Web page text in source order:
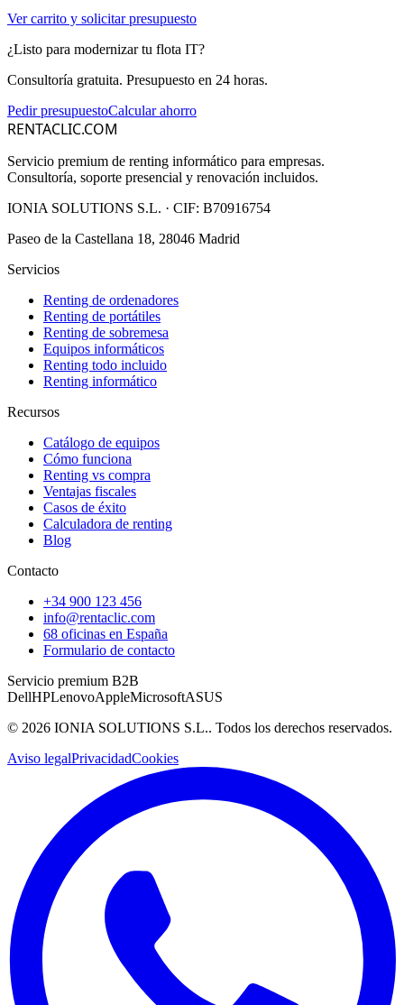
Ver carrito y solicitar presupuesto
¿Listo para modernizar tu flota IT?
Consultoría gratuita. Presupuesto en 24 horas.
Pedir presupuestoCalcular ahorro
RENTACLIC.COM
Servicio premium de renting informático para empresas.
Consultoría, soporte presencial y renovación incluidos.
IONIA SOLUTIONS S.L. · CIF: B70916754
Paseo de la Castellana 18, 28046 Madrid
Servicios
Renting de ordenadores
Renting de portátiles
Renting de sobremesa
Equipos informáticos
Renting todo incluido
Renting informático
Recursos
Catálogo de equipos
Cómo funciona
Renting vs compra
Ventajas fiscales
Casos de éxito
Calculadora de renting
Blog
Contacto
+34 900 123 456
info@rentaclic.com
68 oficinas en España
Formulario de contacto
Servicio premium B2B
DellHPLenovoAppleMicrosoftASUS
© 2026 IONIA SOLUTIONS S.L.. Todos los derechos reservados.
Aviso legalPrivacidadCookies